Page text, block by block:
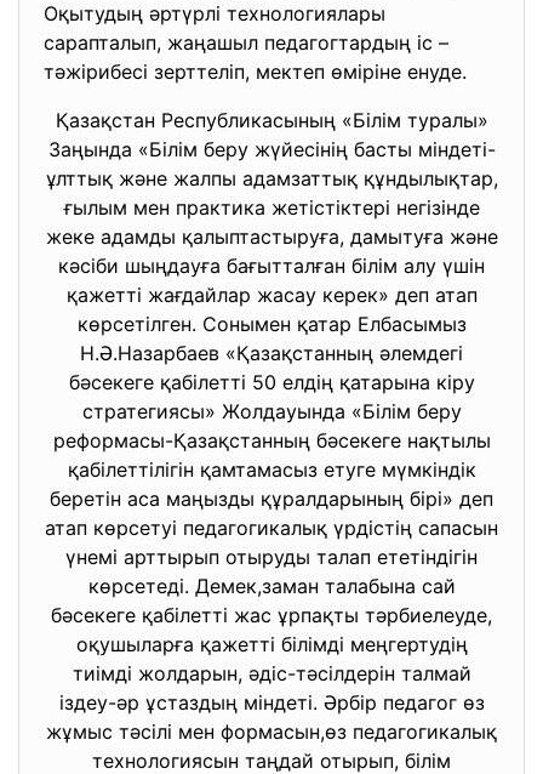
Оқытудың әртүрлі технологиялары
сарапталып, жаңашыл педагогтардың іс –
тәжірибесі зерттеліп, мектеп өміріне енуде.
Қазақстан Республикасының «Білім туралы»
Заңында «Білім беру жүйесінің басты міндеті-
ұлттық және жалпы адамзаттық құндылықтар,
ғылым мен практика жетістіктері негізінде
жеке адамды қалыптастыруға, дамытуға және
кәсіби шыңдауға бағытталған білім алу үшін
қажетті жағдайлар жасау керек» деп атап
көрсетілген. Сонымен қатар Елбасымыз
Н.Ә.Назарбаев «Қазақстанның әлемдегі
бәсекеге қабілетті 50 елдің қатарына кіру
стратегиясы» Жолдауында «Білім беру
реформасы-Қазақстанның бәсекеге нақтылы
қабілеттілігін қамтамасыз етуге мүмкіндік
беретін аса маңызды құралдарының бірі» деп
атап көрсетуі педагогикалық үрдістің сапасын
үнемі арттырып отыруды талап ететіндігін
көрсетеді. Демек,заман талабына сай
бәсекеге қабілетті жас ұрпақты тәрбиелеуде,
оқушыларға қажетті білімді меңгертудің
тиімді жолдарын, әдіс-тәсілдерін талмай
іздеу-әр ұстаздың міндеті. Әрбір педагог өз
жұмыс тәсілі мен формасын,өз педагогикалық
технологиясын таңдай отырып, білім